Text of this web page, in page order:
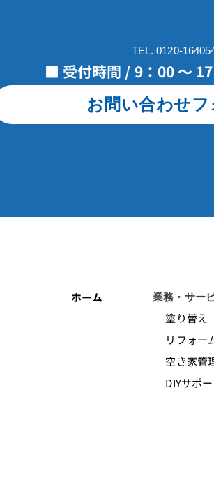
TEL. 0120-
■ 受付時間 / 9：00 ～ 17
お問い合わせフ
ホーム 業務・サー
塗り替え
リフォー
空き家管
DIYサポー